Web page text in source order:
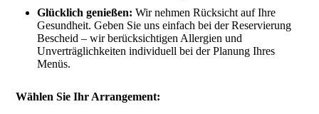
Glücklich genießen:Wir nehmen Rücksicht auf Ihre
Gesundheit. Geben Sie uns einfach bei der Reservierung
Bescheid – wir berücksichtigen Allergien und
Unverträglichkeiten individuell bei der Planung Ihres
Menüs.
Wählen Sie Ihr Arrangement: